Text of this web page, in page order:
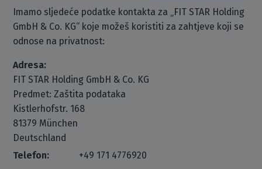
Imamo sljedeće podatke kontakta za „FIT STAR Holding
GmbH & Co. KG“ koje možeš koristiti za zahtjeve koji se
odnose na privatnost:
Adresa:
FIT STAR Holding GmbH & Co. KG
Predmet: Zaštita podataka
Kistlerhofstr. 168
81379 München
Deutschland
Telefon:
+49 171 4776920